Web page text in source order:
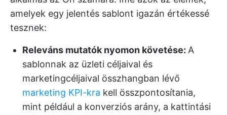
amelyek egy jelentés sablont igazán értékessé
tesznek:
Releváns mutatók nyomon követése: A
sablonnak az üzleti céljaival és
marketingcéljaival összhangban lévő
marketing KPI-kra kell összpontosítania,
mint például a konverziós arány, a kattintási